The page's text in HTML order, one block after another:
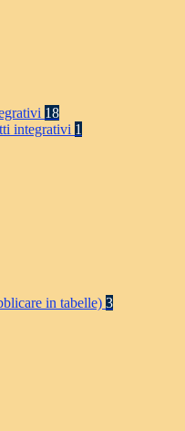
18
integrativi 1
in tabelle) 3